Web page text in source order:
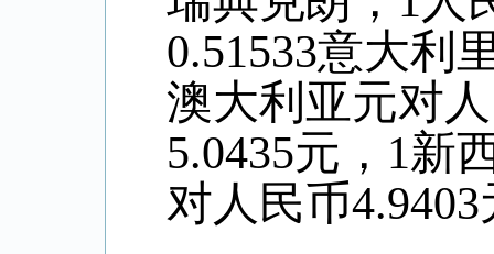
0.51533意大利
澳大利亚元对
5.0435元，1新
对人民币4.9403